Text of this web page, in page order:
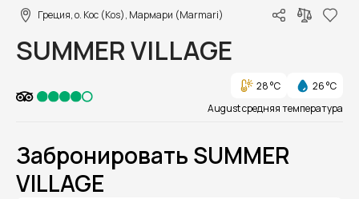
Греция, о. Кос (Kos), Мармари (Marmari)
SUMMER VILLAGE
28 °C
26 °C
August средняя температура
Забронировать SUMMER
VILLAGE